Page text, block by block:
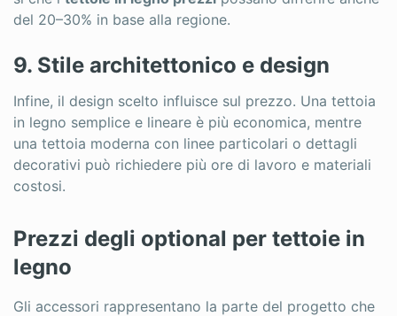
del 20–30% in base alla regione.
9. Stile architettonico e design
Infine, il design scelto influisce sul prezzo. Una tettoia
in legno semplice e lineare è più economica, mentre
una tettoia moderna con linee particolari o dettagli
decorativi può richiedere più ore di lavoro e materiali
costosi.
Prezzi degli optional per tettoie in
legno
Gli accessori rappresentano la parte del progetto che